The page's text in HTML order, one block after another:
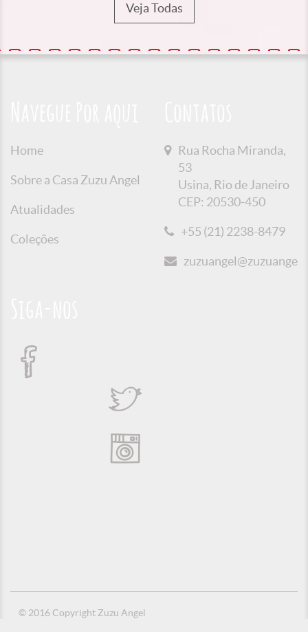
Veja Todas
Home
Sobre a Casa Zuzu Angel
Atualidades
Coleções
Rua Rocha Miranda,
53
Usina, Rio de Janeiro
CEP: 20530-450
+55 (21) 2238-8479
© 2016 Copyright Zuzu Angel